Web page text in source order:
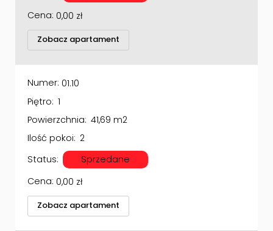
Cena: 0,00 zł
Zobacz apartament
Numer: 01.10
Piętro: 1
Powierzchnia: 41,69 m2
Ilość pokoi: 2
Status:
Sprzedane
Cena: 0,00 zł
Zobacz apartament